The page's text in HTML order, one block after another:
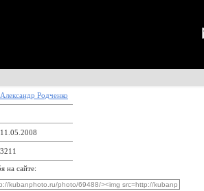
Александр Родченко
11.05.2008
3211
на сайте: